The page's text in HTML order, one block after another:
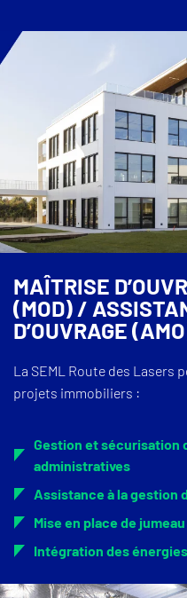
MAÎTRISE
(MOD) /
D’OUVRAGE
La SEML Route des Lasers
projets immobiliers :
Gestion et sécurisation
administratives
Assistance à la gestion
Mise en place de
Intégration des